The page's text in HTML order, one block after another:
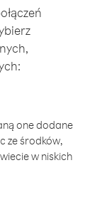
one dodane
ze środków,
w niskich